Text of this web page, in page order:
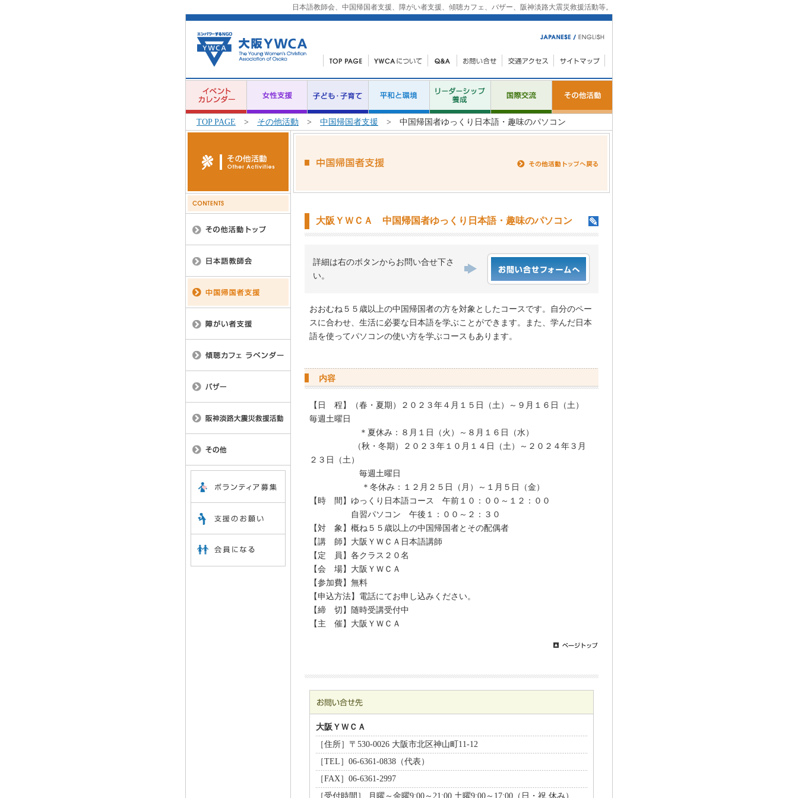
日本語教師会、中国帰国者支援、障がい者支援、傾聴カフェ、バザー、阪神淡路大震災救援活動等。
TOP PAGE > その他活動 > 中国帰国者支援 > 中国帰国者ゆっくり日本語・趣味のパソコン
大阪ＹＷＣＡ 中国帰国者ゆっくり日本語・趣味のパソコン
詳細は右のボタンからお問い合せ下さ
い。
おおむね５５歳以上の中国帰国者の方を対象としたコースです。自分のペー
スに合わせ、生活に必要な日本語を学ぶことができます。また、学んだ日本
語を使ってパソコンの使い方を学ぶコースもあります。
内容
【日 程】（春・夏期）２０２３年４月１５日（土）～９月１６日（土）
毎週土曜日
＊夏休み：８月１日（火）～８月１６日（水）
（秋・冬期）２０２３年１０月１４日（土）～２０２４年３月
２３日（土）
毎週土曜日
＊冬休み：１２月２５日（月）～１月５日（金）
【時 間】ゆっくり日本語コース 午前１０：００～１２：００
自習パソコン 午後１：００～２：３０
【対 象】概ね５５歳以上の中国帰国者とその配偶者
【講 師】大阪ＹＷＣＡ日本語講師
【定 員】各クラス２０名
【会 場】大阪ＹＷＣＡ
【参加費】無料
【申込方法】電話にてお申し込みください。
【締 切】随時受講受付中
【主 催】大阪ＹＷＣＡ
大阪ＹＷＣＡ
［住所］〒530-0026 大阪市北区神山町11-12
［TEL］06-6361-0838（代表）
［FAX］06-6361-2997
［受付時間］ 月曜～金曜9:00～21:00 土曜9:00～17:00（日・祝 休み）